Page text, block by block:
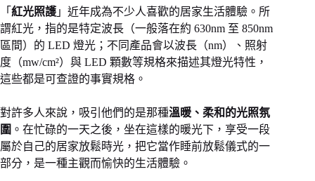
「 紅光照護 」近年成為不少人喜歡的居家生活體驗。所
謂紅光，指的是特定波長（一般落在約 630nm 至 850nm
區間）的 LED 燈光；不同產品會以波長（nm）、照射
度（mw/cm²）與 LED 顆數等規格來描述其燈光特性，
這些都是可查證的事實規格。
對許多人來說，吸引他們的是那種溫暖、柔和的光照氛
圍 。在忙碌的一天之後，坐在這樣的暖光下，享受一段
屬於自己的居家放鬆時光，把它當作睡前放鬆儀式的一
部分，是一種主觀而愉快的生活體驗。